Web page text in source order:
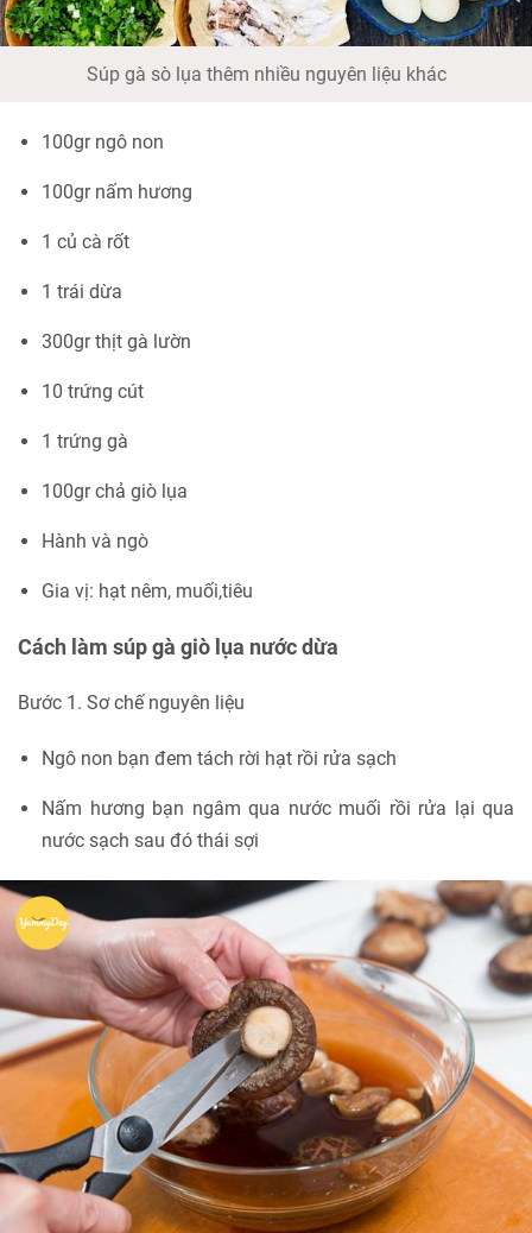
Súp gà sò lụa thêm nhiều nguyên liệu khác
100gr ngô non
100gr nấm hương
1 củ cà rốt
1 trái dừa
300gr thịt gà lườn
10 trứng cút
1 trứng gà
100gr chả giò lụa
Hành và ngò
Gia vị: hạt nêm, muối,tiêu
Cách làm súp gà giò lụa nước dừa
Bước 1. Sơ chế nguyên liệu
Ngô non bạn đem tách rời hạt rồi rửa sạch
Nấm hương bạn ngâm qua nước muối rồi rửa lại qua
nước sạch sau đó thái sợi